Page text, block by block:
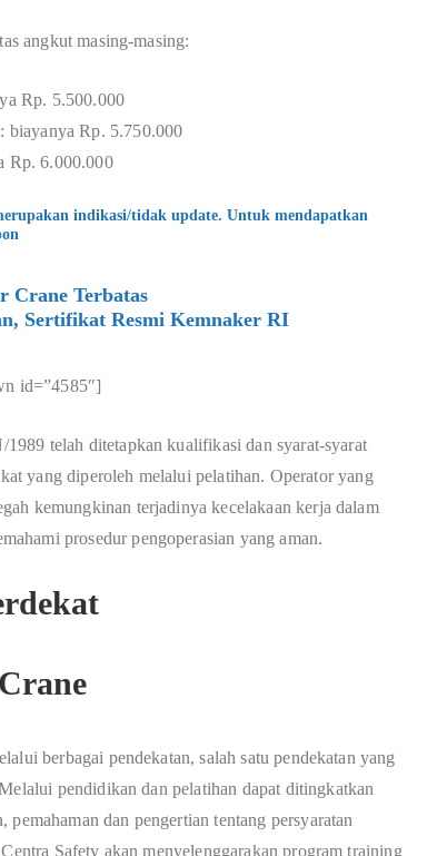
angkut masing-masing:
Rp. 5.500.000
biayanya Rp. 5.750.000
Rp. 6.000.000
indikasi/tidak update. Untuk mendapatkan
Crane Terbatas
Sertifikat Resmi Kemnaker RI
id=”4585″]
telah ditetapkan kualifikasi dan syarat-syarat
yang diperoleh melalui pelatihan. Operator yang
kemungkinan terjadinya kecelakaan kerja dalam
prosedur pengoperasian yang aman.
berbagai pendekatan, salah satu pendekatan yang
pendidikan dan pelatihan dapat ditingkatkan
dan pengertian tentang persyaratan
Safety akan menyelenggarakan program training